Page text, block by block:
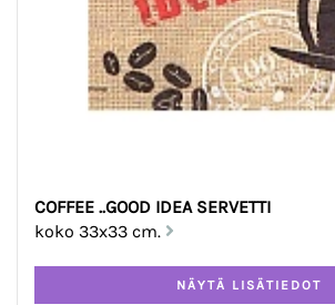
COFFEE ..GOOD IDEA SERVETTI
koko 33x33 cm.